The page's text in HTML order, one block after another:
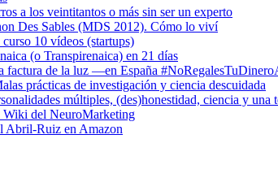
a los veintitantos o más sin ser un experto
Des Sables (MDS 2012). Cómo lo viví
10 vídeos (startups)
(o Transpirenaica) en 21 días
factura de la luz —en España
prácticas de investigación y ciencia descuidada
múltiples, (des)honestidad, ciencia y
del NeuroMarketing
Abril-Ruiz en Amazon